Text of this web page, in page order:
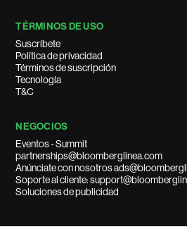
TÉRMINOS DE USO
Suscríbete
Política de privacidad
Términos de suscripción
Tecnología
T&C
NEGOCIOS
Eventos - Summit
partnerships@bloomberglinea.com
Anúnciate con nosotros
Soporte al cliente:
Soluciones de publicidad